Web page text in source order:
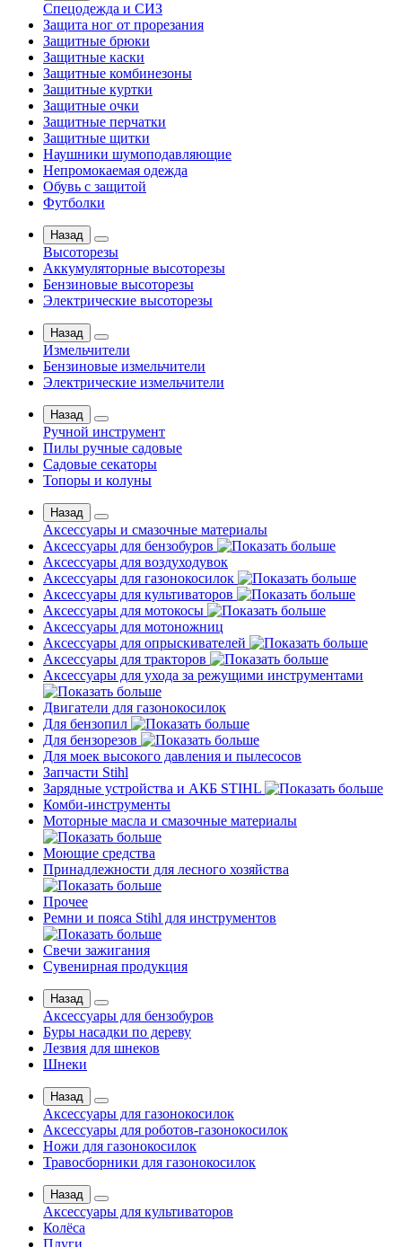
Спецодежда и СИЗ
Защита ног от прорезания
Защитные брюки
Защитные каски
Защитные комбинезоны
Защитные куртки
Защитные очки
Защитные перчатки
Защитные щитки
Наушники шумоподавляющие
Непромокаемая одежда
Обувь с защитой
Футболки
Назад
Высоторезы
Аккумуляторные высоторезы
Бензиновые высоторезы
Электрические высоторезы
Назад
Измельчители
Бензиновые измельчители
Электрические измельчители
Назад
Ручной инструмент
Пилы ручные садовые
Садовые секаторы
Топоры и колуны
Назад
Аксессуары и смазочные материалы
Аксессуары для бензобуров
Аксессуары для воздуходувок
Аксессуары для газонокосилок
Аксессуары для культиваторов
Аксессуары для мотокосы
Аксессуары для мотоножниц
Аксессуары для опрыскивателей
Аксессуары для тракторов
Аксессуары для ухода за режущими инструментами
Двигатели для газонокосилок
Для бензопил
Для бензорезов
Для моек высокого давления и пылесосов
Запчасти Stihl
Зарядные устройства и АКБ STIHL
Комби-инструменты
Моторные масла и смазочные материалы
Моющие средства
Принадлежности для лесного хозяйства
Прочее
Ремни и пояса Stihl для инструментов
Свечи зажигания
Сувенирная продукция
Назад
Аксессуары для бензобуров
Буры насадки по дереву
Лезвия для шнеков
Шнеки
Назад
Аксессуары для газонокосилок
Аксессуары для роботов-газонокосилок
Ножи для газонокосилок
Травосборники для газонокосилок
Назад
Аксессуары для культиваторов
Колёса
Плуги